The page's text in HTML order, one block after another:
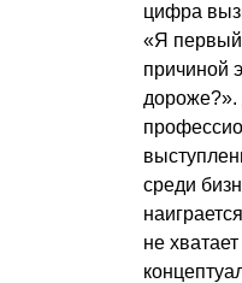
цифра
«Я первый
причиной
дороже?».
среди
не